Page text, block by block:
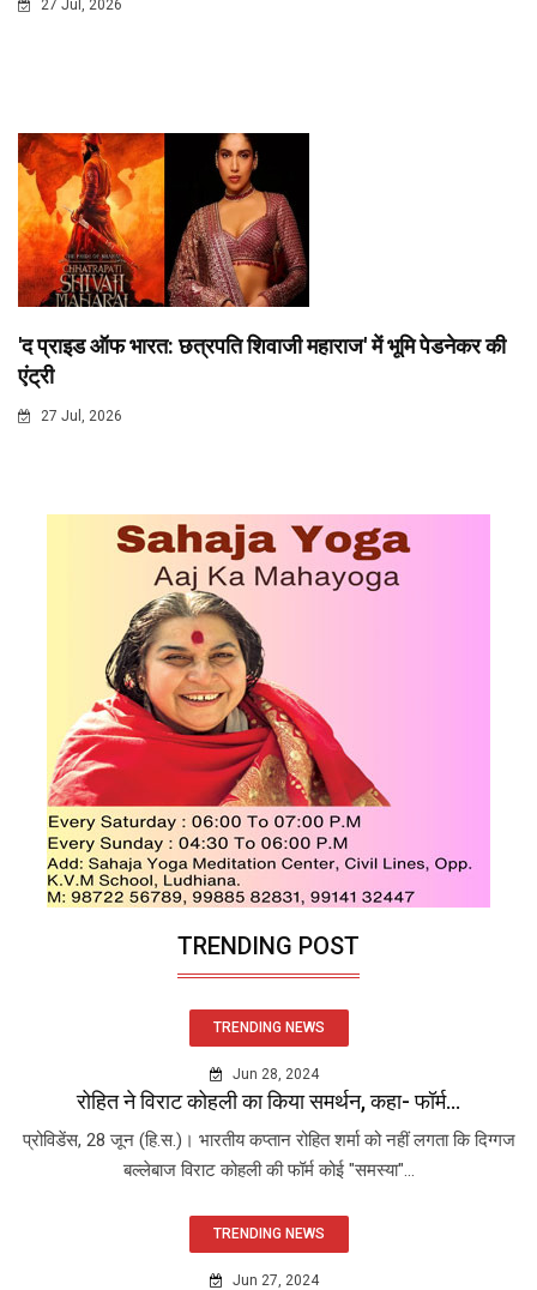
27 Jul, 2026
'द प्राइड ऑफ भारत: छत्रपति शिवाजी महाराज' में भूमि पेडनेकर की
एंट्री
27 Jul, 2026
TRENDING POST
TRENDING NEWS
Jun 28, 2024
रोहित ने विराट कोहली का किया समर्थन, कहा- फॉर्म...
प्रोविडेंस, 28 जून (हि.स.)। भारतीय कप्तान रोहित शर्मा को नहीं लगता कि दिग्गज
बल्लेबाज विराट कोहली की फॉर्म कोई "समस्या"...
TRENDING NEWS
Jun 27, 2024